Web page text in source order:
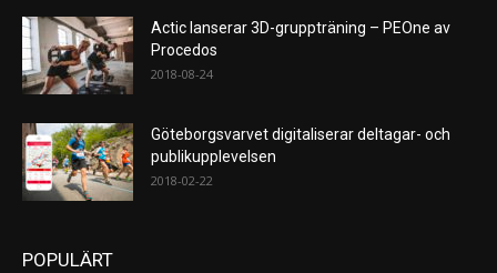
Actic lanserar 3D-gruppträning – PEOne av
Procedos
2018-08-24
Göteborgsvarvet digitaliserar deltagar- och
publikupplevelsen
2018-02-22
POPULÄRT